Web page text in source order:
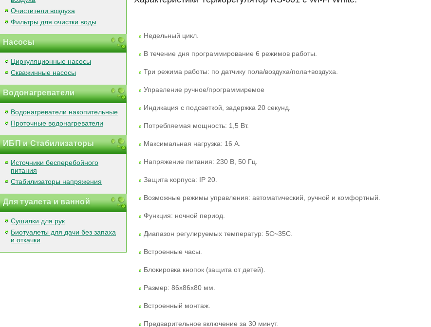
Очистители воздуха
Фильтры для очистки воды
Насосы
Циркуляционные насосы
Скважинные насосы
Водонагреватели
Водонагреватели накопительные
Проточные водонагреватели
ИБП и Стабилизаторы
Источники бесперебойного
питания
Стабилизаторы напряжения
Для туалета и ванной
Сушилки для рук
Биотуалеты для дачи без запаха
и откачки
Недельный цикл.
В течение дня программирование 6 режимов работы.
Три режима работы: по датчику пола/воздуха/пола+воздуха.
Управление ручное/программиремое
Индикация с подсветкой, задержка 20 секунд.
Потребляемая мощность: 1,5 Вт.
Максимальная нагрузка: 16 А.
Напряжение питания: 230 В, 50 Гц.
Защита корпуса: IP 20.
Возможные режимы управления: автоматический, ручной и комфортный.
Функция: ночной период.
Диапазон регулируемых температур: 5С~35C.
Встроенные часы.
Блокировка кнопок (защита от детей).
Размер: 86х86х80 мм.
Встроенный монтаж.
Предварительное включение за 30 минут.